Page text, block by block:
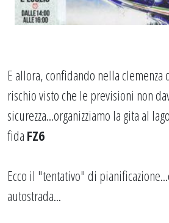
E allora, confidando nella clemenza
rischio visto che le previsioni non
sicurezza...organizziamo la gita al
fida FZ6
Ecco il "tentativo" di
autostrada...